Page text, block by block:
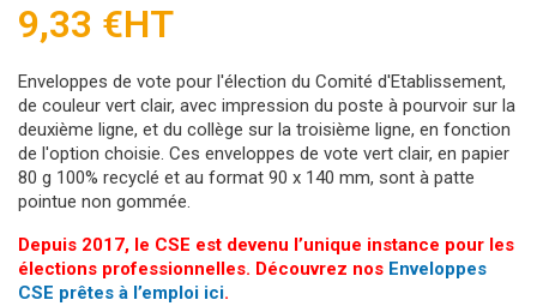
9,33 €HT
Enveloppes de vote pour l'élection du Comité d'Etablissement,
de couleur vert clair, avec impression du poste à pourvoir sur la
deuxième ligne, et du collège sur la troisième ligne, en fonction
de l'option choisie. Ces enveloppes de vote vert clair, en papier
80 g 100% recyclé et au format 90 x 140 mm, sont à patte
pointue non gommée.
Depuis 2017, le CSE est devenu l’unique instance pour les
élections professionnelles. Découvrez nos Enveloppes
CSE prêtes à l’emploi ici.